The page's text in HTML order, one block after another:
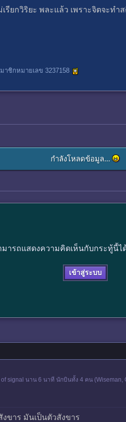
รียกวิริยะ พละแล้ว เพราะจิตจะท
าชิกหมายเลข 3237158
กำลังโหลดข้อมูล...
ารถแสดงความคิดเห็นกับกระทู้นี้ไ
เข้าสู่ระบบ
signal นาน 6 นาที นักบินทั้ง 4 คน
ขาร มันเป็นตัวสังขาร